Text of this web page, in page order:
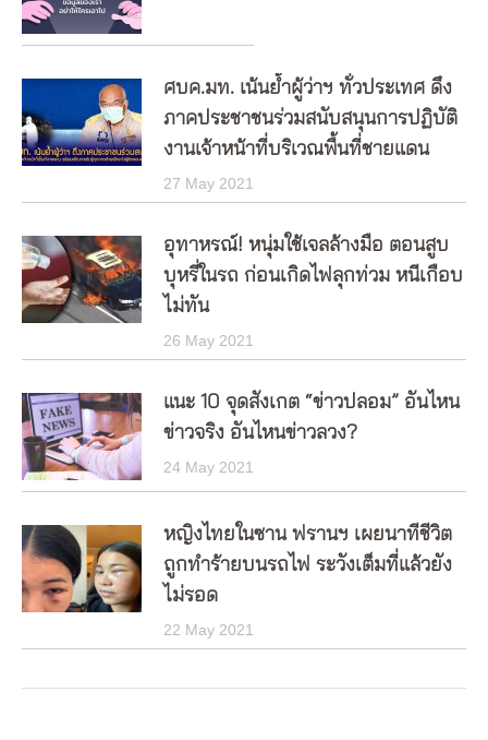
ศบค.มท. เน้นย้ำผู้ว่าฯ ทั่วประเทศ ดึง
ภาคประชาชนร่วมสนับสนุนการปฏิบัติ
งานเจ้าหน้าที่บริเวณพื้นที่ชายแดน
27 May 2021
อุทาหรณ์! หนุ่มใช้เจลล้างมือ ตอนสูบ
บุหรี่ในรถ ก่อนเกิดไฟลุกท่วม หนีเกือบ
ไม่ทัน
26 May 2021
แนะ 10 จุดสังเกต “ข่าวปลอม” อันไหน
ข่าวจริง อันไหนข่าวลวง?
24 May 2021
หญิงไทยในซาน ฟรานฯ เผยนาทีชีวิต
ถูกทำร้ายบนรถไฟ ระวังเต็มที่แล้วยัง
ไม่รอด
22 May 2021